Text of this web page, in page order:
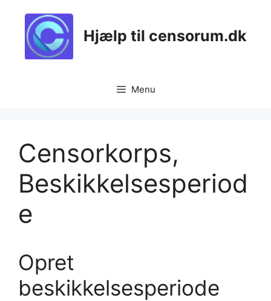
content
Hjælp til censorum.dk
Menu
Censorkorps,
Beskikkelsesperiod
e
Opret
beskikkelsesperiode